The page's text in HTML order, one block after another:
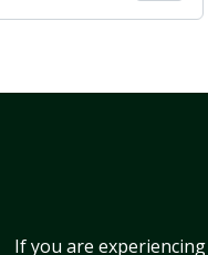
If you are